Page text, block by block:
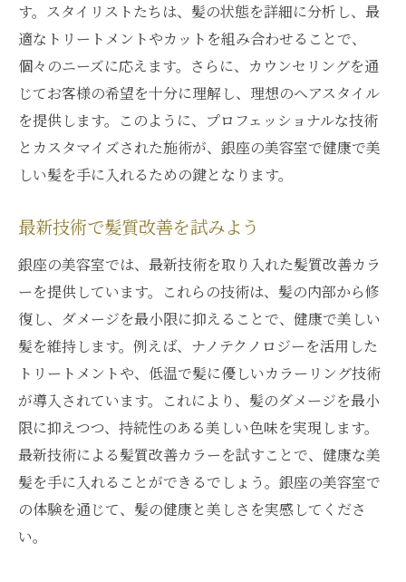
す。スタイリストたちは、髪の状態を詳細に分析し、最
適なトリートメントやカットを組み合わせることで、
個々のニーズに応えます。さらに、カウンセリングを通
じてお客様の希望を十分に理解し、理想のヘアスタイル
を提供します。このように、プロフェッショナルな技術
とカスタマイズされた施術が、銀座の美容室で健康で美
しい髪を手に入れるための鍵となります。
最新技術で髪質改善を試みよう
銀座の美容室では、最新技術を取り入れた髪質改善カラ
ーを提供しています。これらの技術は、髪の内部から修
復し、ダメージを最小限に抑えることで、健康で美しい
髪を維持します。例えば、ナノテクノロジーを活用した
トリートメントや、低温で髪に優しいカラーリング技術
が導入されています。これにより、髪のダメージを最小
限に抑えつつ、持続性のある美しい色味を実現します。
最新技術による髪質改善カラーを試すことで、健康な美
髪を手に入れることができるでしょう。銀座の美容室で
の体験を通じて、髪の健康と美しさを実感してくださ
い。